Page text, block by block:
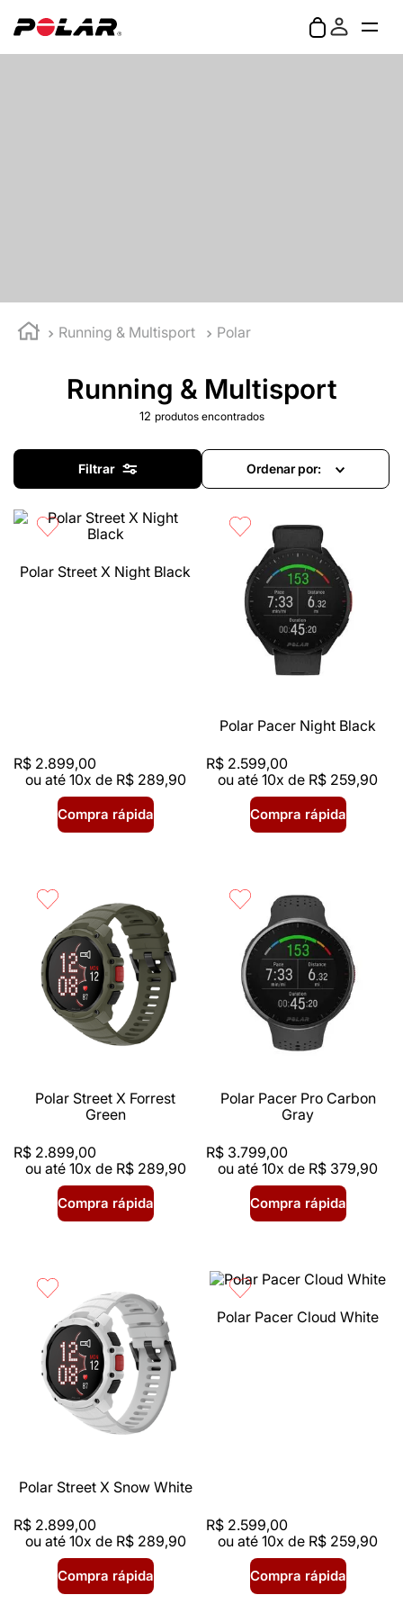
Running & Multisport Polar
Running & Multisport
12 produtos
Filtrar Ordenar por
Polar Street X Night Black
R$ 2.899,00
ou até 10x de R$ 289,90
Compra rápida
Polar Pacer Night Black
R$ 2.599,00
ou até 10x de R$ 259,90
Compra rápida
Polar Street X Forrest
Green
R$ 2.899,00
ou até 10x de R$ 289,90
Compra rápida
Polar Pacer Pro Carbon
Gray
R$ 3.799,00
ou até 10x de R$ 379,90
Compra rápida
Polar Street X Snow White
R$ 2.899,00
ou até 10x de R$ 289,90
Compra rápida
Polar Pacer Cloud White
R$ 2.599,00
ou até 10x de R$ 259,90
Compra rápida